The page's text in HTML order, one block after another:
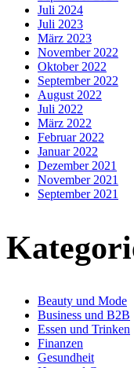
Juli 2024
Juli 2023
März 2023
November 2022
Oktober 2022
September 2022
August 2022
Juli 2022
März 2022
Februar 2022
Januar 2022
Dezember 2021
November 2021
September 2021
Beauty und Mode
Business und B2B
Essen und Trinken
Finanzen
Gesundheit